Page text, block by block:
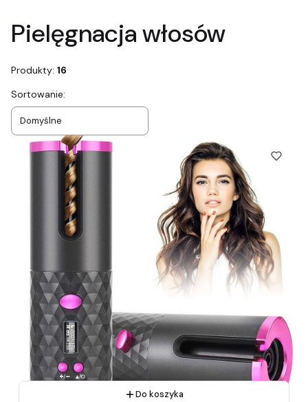
Pielęgnacja włosów
Produkty: 16
Lista produktów
Sortowanie:
Domyślne
Do koszyka